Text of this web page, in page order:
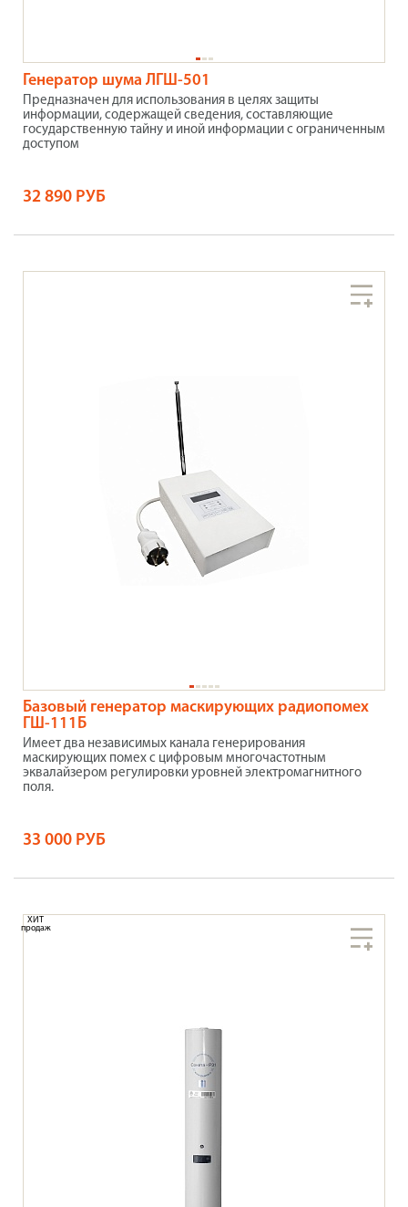
Генератор шума ЛГШ-501
Предназначен для использования в целях защиты
информации, содержащей сведения, составляющие
государственную тайну и иной информации с ограниченным
доступом
32 890 РУБ
Базовый генератор маскирующих радиопомех
ГШ-111Б
Имеет два независимых канала генерирования
маскирующих помех с цифровым многочастотным
эквалайзером регулировки уровней электромагнитного
поля.
33 000 РУБ
ХИТ
продаж